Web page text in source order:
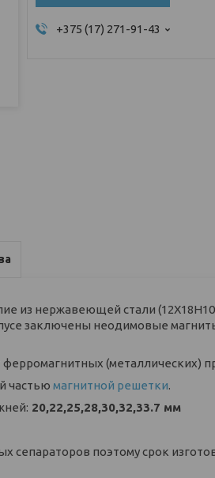
+375 (17) 271-91-43
из нержавеющей стали
заключены неодимовые
(металлических)
частью магнитной решетки.
20,22,25,28,30,32,33.7 мм
сепараторов поэтому срок